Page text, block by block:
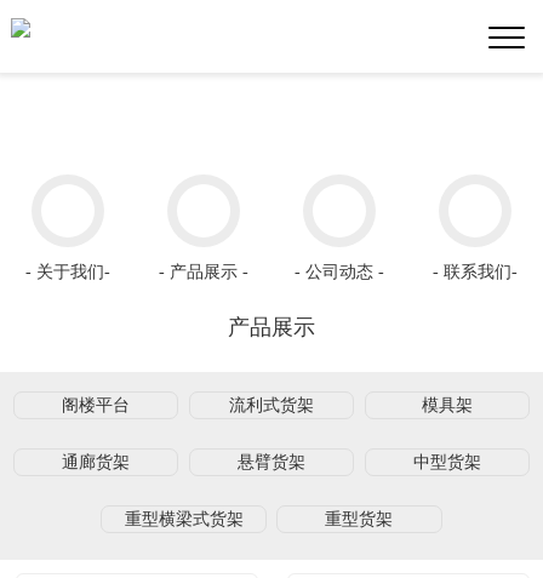
- 关于我们- - 产品展示 - - 公司动态 - - 联系我们-
产品展示
阁楼平台 流利式货架 模具架
通廊货架 悬臂货架 中型货架
重型横梁式货架 重型货架